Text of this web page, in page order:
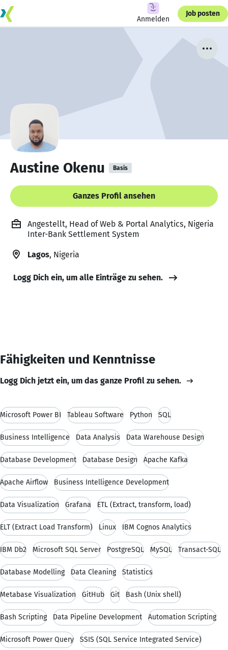
Anmelden
Job posten
Austine Okenu Basis
Ganzes Profil ansehen
Angestellt, Head of Web & Portal Analytics, Nigeria
Inter-Bank Settlement System
Lagos, Nigeria
Logg Dich ein, um alle Einträge zu sehen.
Fähigkeiten und Kenntnisse
Logg Dich jetzt ein, um das ganze Profil zu sehen.
Microsoft Power BI Tableau Software Python SQL
Business Intelligence Data Analysis Data Warehouse Design
Database Development Database Design Apache Kafka
Apache Airflow Business Intelligence Development
Data Visualization Grafana ETL (Extract, transform, load)
ELT (Extract Load Transform) Linux IBM Cognos Analytics
IBM Db2 Microsoft SQL Server PostgreSQL MySQL Transact-SQL
Database Modelling Data Cleaning Statistics
Metabase Visualization GitHub Git Bash (Unix shell)
Bash Scripting Data Pipeline Development Automation Scripting
Microsoft Power Query SSIS (SQL Service Integrated Service)